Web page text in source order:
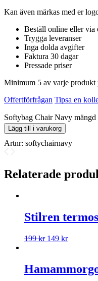
Kan även märkas med er
Beställ online eller via
Trygga leveranser
Inga dolda avgifter
Faktura 30 dagar
Pressade priser
Minimum 5 av varje produkt
Offertförfrågan Tipsa en
Softybag Chair Navy mängd
Lägg till i varukorg
Artnr: softychairnavy
Relaterade
Stilren
199kr 149 kr